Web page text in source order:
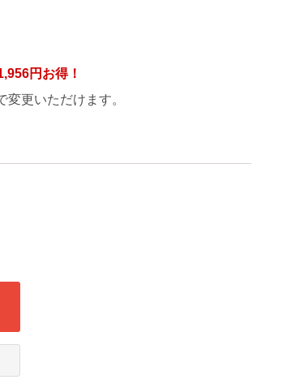
円 お得！
更いただけます。